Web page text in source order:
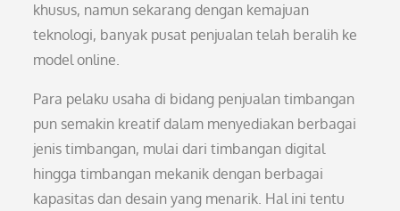
khusus, namun sekarang dengan kemajuan
teknologi, banyak pusat penjualan telah beralih ke
model online.
Para pelaku usaha di bidang penjualan timbangan
pun semakin kreatif dalam menyediakan berbagai
jenis timbangan, mulai dari timbangan digital
hingga timbangan mekanik dengan berbagai
kapasitas dan desain yang menarik. Hal ini tentu